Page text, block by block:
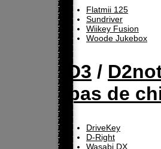
Flatmii 125
Sundriver
Wiikey Fusion
Woode Jukebox
D3 /
pas de
DriveKey
D-Right
Wasabi DX